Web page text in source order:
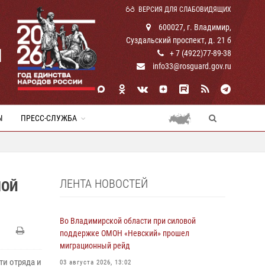
ВЕРСИЯ ДЛЯ СЛАБОВИДЯЩИХ
600027, г. Владимир,
Суздальский проспект, д. 21 б
+ 7 (4922)77-89-38
info33@rosguard.gov.ru
ПРЕСС-СЛУЖБА
отряда и
ЛЕНТА НОВОСТЕЙ
Во Владимирской области при силовой
поддержке ОМОН «Невский» прошел
миграционный рейд
03 августа 2026, 13:02